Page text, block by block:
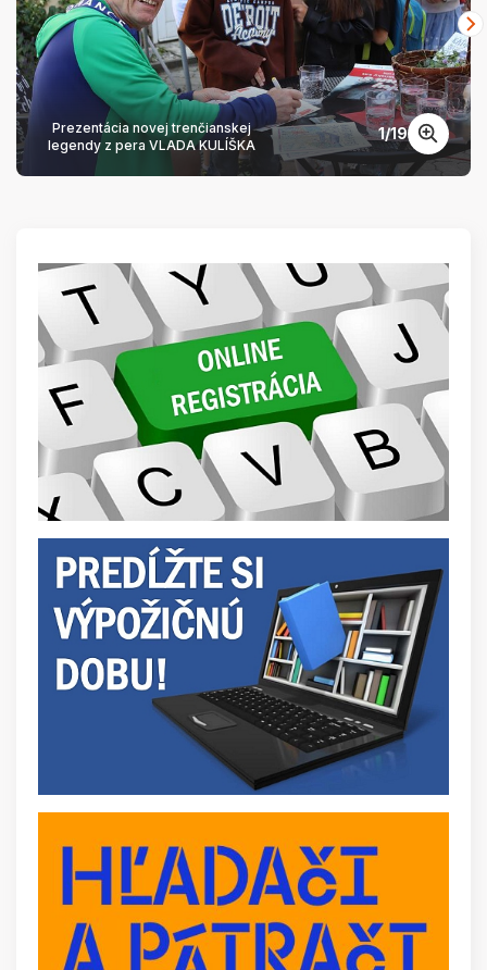
Prezentácia novej trenčianskej
legendy z pera VLADA KULÍŠKA
1/19